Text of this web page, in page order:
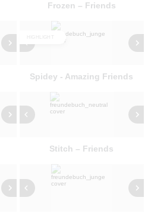
Frozen – Friends
Spidey - Amazing Friends
Stitch – Friends